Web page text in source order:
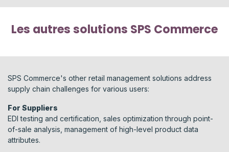
Les autres solutions SPS Commerce
SPS Commerce's other retail management solutions address
supply chain challenges for various users:
For Suppliers
EDI testing and certification, sales optimization through point-
of-sale analysis, management of high-level product data
attributes.